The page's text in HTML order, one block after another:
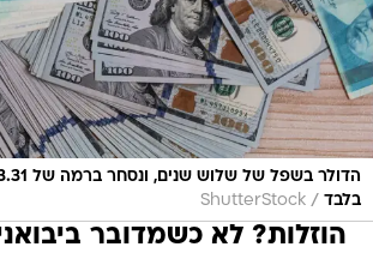
בלבד /
ShutterStock
הוזלות? לא כשמדובר